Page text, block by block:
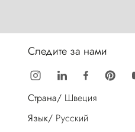
Следите за нами
Страна/ Швеция
Язык/ Русский